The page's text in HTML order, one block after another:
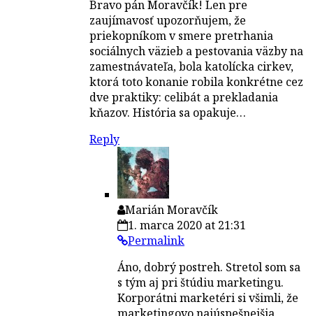
Bravo pán Moravčík! Len pre
zaujímavosť upozorňujem, že
priekopníkom v smere pretrhania
sociálnych väzieb a pestovania väzby na
zamestnávateľa, bola katolícka cirkev,
ktorá toto konanie robila konkrétne cez
dve praktiky: celibát a prekladania
kňazov. História sa opakuje…
Reply
Marián Moravčík
1. marca 2020 at 21:31
Permalink
Áno, dobrý postreh. Stretol som sa
s tým aj pri štúdiu marketingu.
Korporátni marketéri si všimli, že